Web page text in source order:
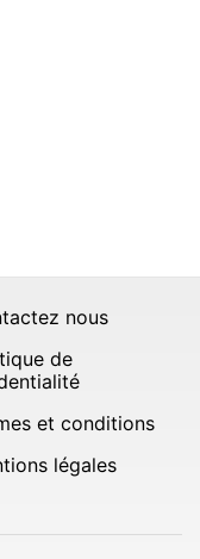
nous
de
et conditions
légales